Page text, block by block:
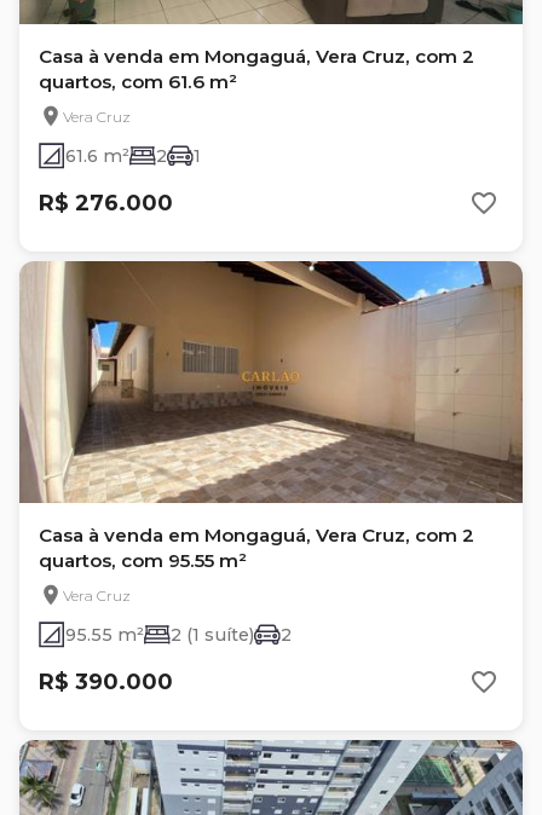
Casa à venda em Mongaguá, Vera Cruz, com 2
quartos, com 61.6 m²
Vera Cruz
61.6 m² 2 1
R$ 276.000
Casa à venda em Mongaguá, Vera Cruz, com 2
quartos, com 95.55 m²
Vera Cruz
95.55 m² 2 (1 suíte) 2
R$ 390.000